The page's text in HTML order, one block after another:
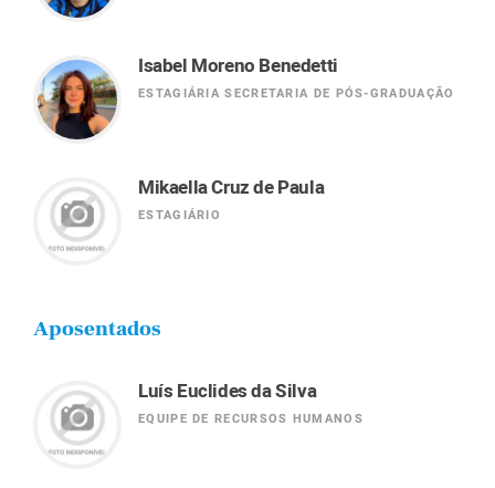
Isabel Moreno Benedetti
ESTAGIÁRIA SECRETARIA DE PÓS-GRADUAÇÃO
Mikaella Cruz de Paula
ESTAGIÁRIO
Aposentados
Luís Euclides da Silva
EQUIPE DE RECURSOS HUMANOS